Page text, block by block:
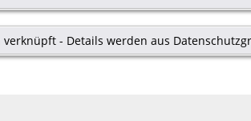
- Details werden aus